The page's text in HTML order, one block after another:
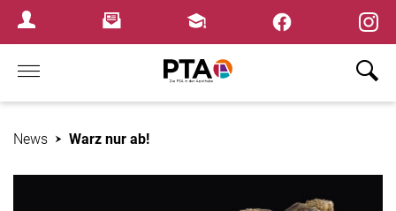
Login MenuNewsletterFortbildungen
Home
News Warz nur ab!
×